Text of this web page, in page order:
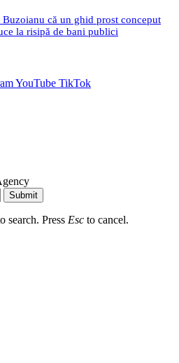
că un ghid prost conceput
la risipă de bani publici
YouTube TikTok
Submit
search. Press Esc to cancel.